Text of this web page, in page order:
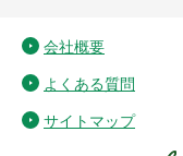
会社概要
よくある質問
サイトマップ